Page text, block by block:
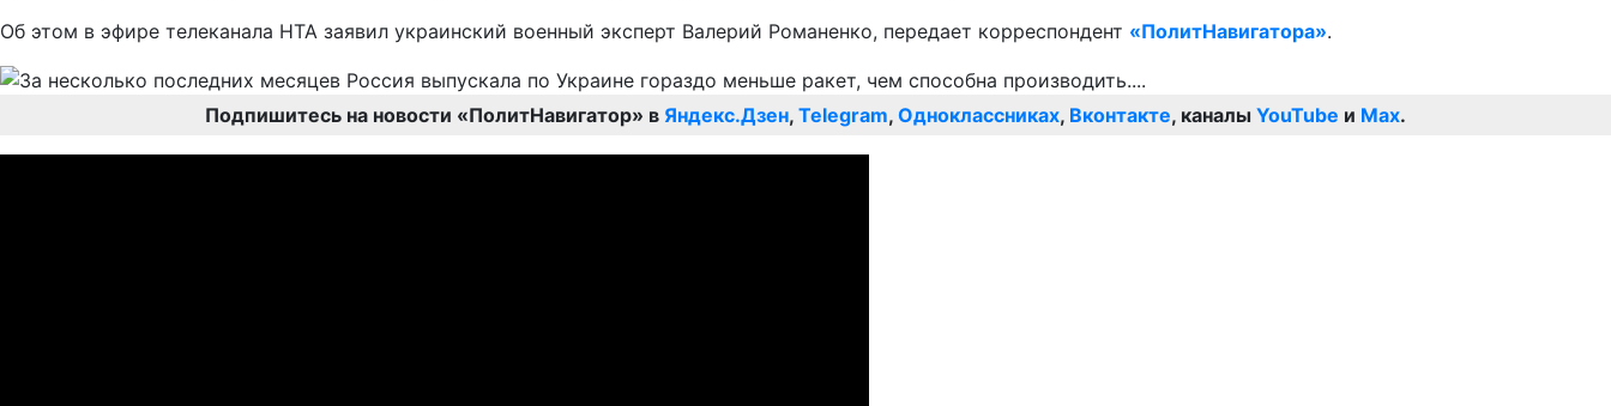
Об этом в эфире телеканала НТА заявил украинский военный эксперт Валерий Романенко, передает корреспондент «ПолитНавигатора».
Подпишитесь на новости «ПолитНавигатор» в Яндекс.Дзен, Telegram, Одноклассниках, Вконтакте, каналы YouTube и Max.